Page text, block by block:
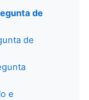
de
de
e